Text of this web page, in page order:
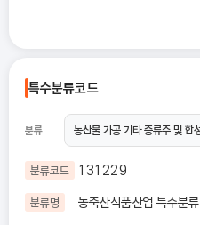
특수분류코드
분류
분류코드 131229
분류명 농축산식품산업 특수분류